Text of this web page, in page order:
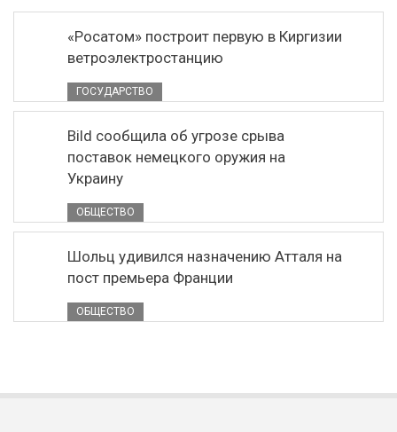
«Росатом» построит первую в Киргизии
ветроэлектростанцию
ГОСУДАРСТВО
Bild сообщила об угрозе срыва
поставок немецкого оружия на
Украину
ОБЩЕСТВО
Шольц удивился назначению Атталя на
пост премьера Франции
ОБЩЕСТВО